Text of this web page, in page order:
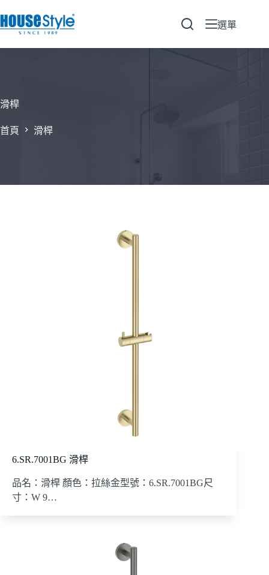
至
要
選單
滑桿
首頁 滑桿
6.SR.7001BG 滑桿
品名：滑桿 顏色：拉絲金型號：6.SR.7001BG尺
寸：W 9…